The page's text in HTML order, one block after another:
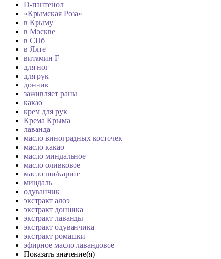
D-пантенол
«Крымская Роза»
в Крыму
в Москве
в СПб
в Ялте
витамин F
для ног
для рук
донник
заживляет раны
какао
крем для рук
Крема Крыма
лаванда
масло виноградных косточек
масло какао
масло миндальное
масло оливковое
масло ши/карите
миндаль
одуванчик
экстракт алоэ
экстракт донника
экстракт лаванды
экстракт одуванчика
экстракт ромашки
эфирное масло лавандовое
Показать значение(я)